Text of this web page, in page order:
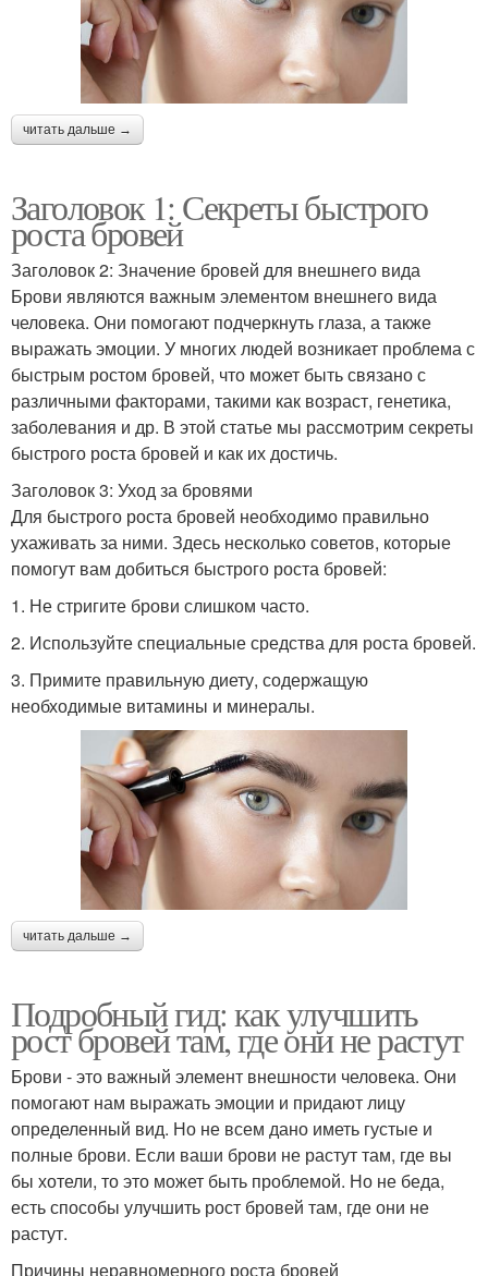
читать дальше →
Заголовок 1: Секреты быстрого
роста бровей
Заголовок 2: Значение бровей для внешнего вида
Брови являются важным элементом внешнего вида
человека. Они помогают подчеркнуть глаза, а также
выражать эмоции. У многих людей возникает проблема с
быстрым ростом бровей, что может быть связано с
различными факторами, такими как возраст, генетика,
заболевания и др. В этой статье мы рассмотрим секреты
быстрого роста бровей и как их достичь.
Заголовок 3: Уход за бровями
Для быстрого роста бровей необходимо правильно
ухаживать за ними. Здесь несколько советов, которые
помогут вам добиться быстрого роста бровей:
1. Не стригите брови слишком часто.
2. Используйте специальные средства для роста бровей.
3. Примите правильную диету, содержащую
необходимые витамины и минералы.
читать дальше →
Подробный гид: как улучшить
рост бровей там, где они не растут
Брови - это важный элемент внешности человека. Они
помогают нам выражать эмоции и придают лицу
определенный вид. Но не всем дано иметь густые и
полные брови. Если ваши брови не растут там, где вы
бы хотели, то это может быть проблемой. Но не беда,
есть способы улучшить рост бровей там, где они не
растут.
Причины неравномерного роста бровей